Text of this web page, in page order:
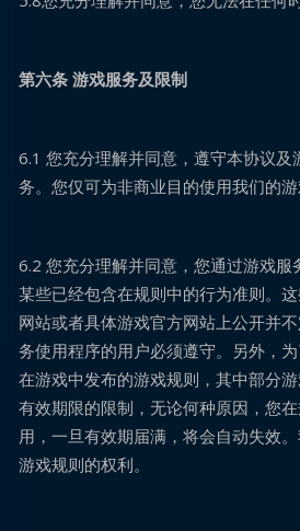
第六条 游戏服务及限制
6.1 您充分理解并同意，遵守本协议及
务。您仅可为非商业目的使用我们的游
6.2 您充分理解并同意，您通过游戏服
某些已经包含在规则中的行为准则。
网站或者具体游戏官方网站上公开并
务使用程序的用户必须遵守。另外，
在游戏中发布的游戏规则，其中部分
有效期限的限制，无论何种原因，您
用，一旦有效期届满，将会自动失效
游戏规则的权利。